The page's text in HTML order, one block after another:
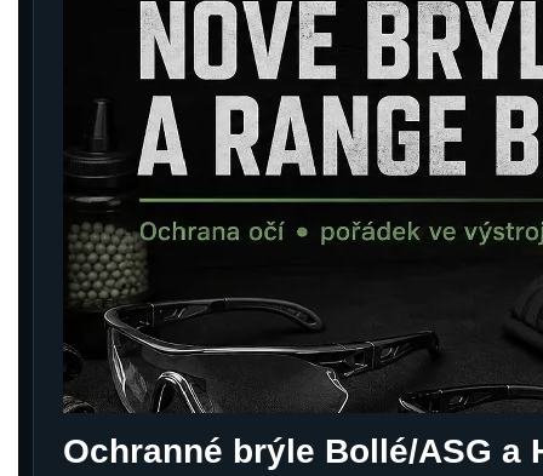
Ochranné brýle Bollé/ASG a